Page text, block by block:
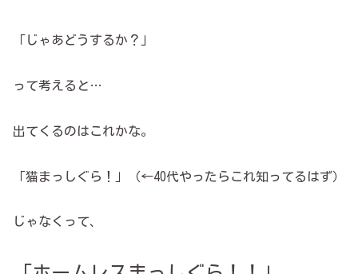
「じゃあどうするか？」
って考えると…
出てくるのはこれかな。
「猫まっしぐら！」（←40代やったらこれ知ってるはず）
じゃなくって、